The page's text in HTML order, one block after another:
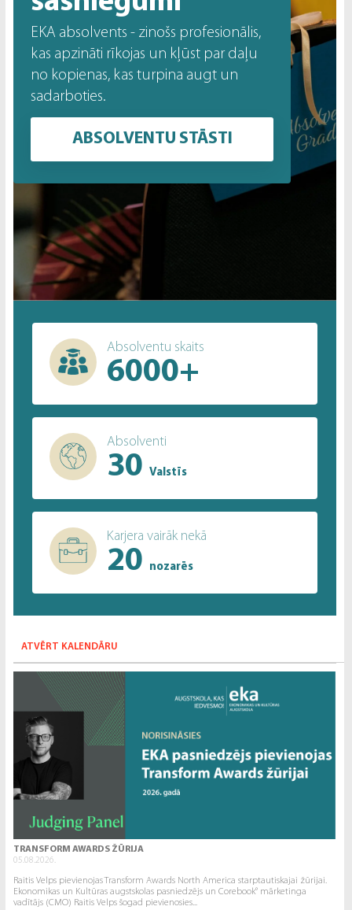
EKA absolvents - zinošs profesionālis,
kas apzināti rīkojas un kļūst par daļu
no kopienas, kas turpina augt un
sadarboties.
ABSOLVENTU STĀSTI
Absolventu skaits
6000+
Absolventi
30 Valstīs
Karjera vairāk nekā
20 nozarēs
ATVĒRT KALENDĀRU
TRANSFORM AWARDS ŽŪRIJA
05.08.2026.
Raitis Velps pievienojas Transform Awards North America starptautiskajai žūrijai.
Ekonomikas un Kultūras augstskolas pasniedzējs un Corebook° mārketinga
vadītājs (CMO) Raitis Velps šogad pievienosies...